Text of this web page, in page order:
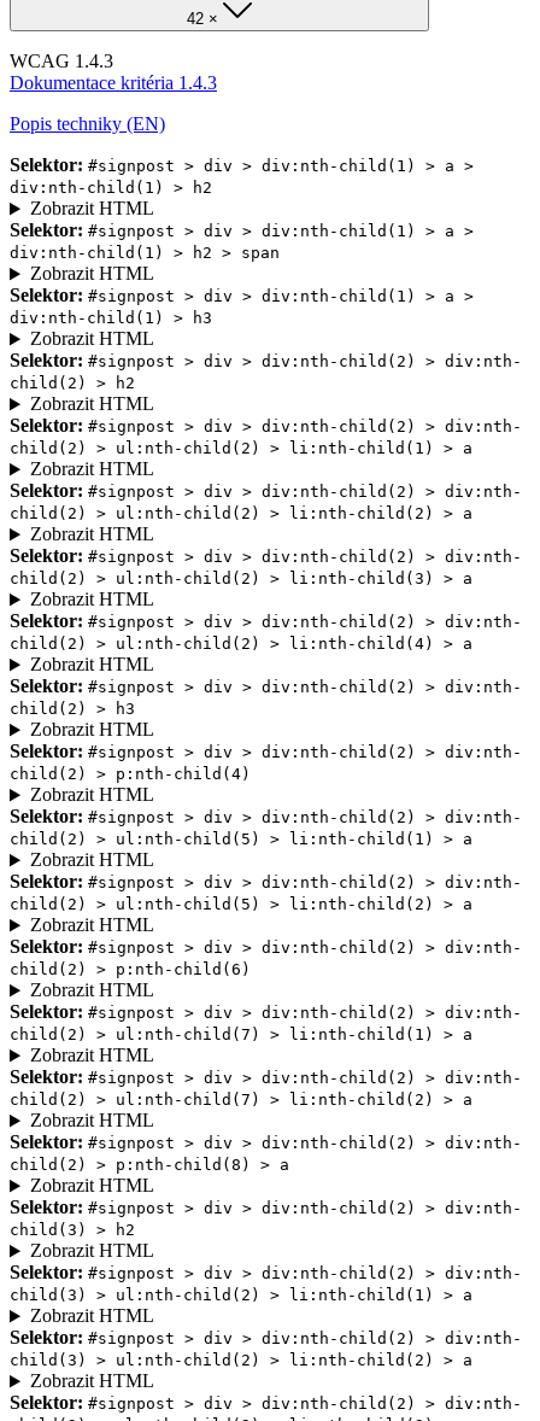
42 ×
WCAG 1.4.3
Dokumentace kritéria 1.4.3
Popis techniky (EN)
Selektor: #signpost > div > div:nth-child(1) > a >
div:nth-child(1) > h2
Zobrazit HTML
Selektor: #signpost > div > div:nth-child(1) > a >
div:nth-child(1) > h2 > span
Zobrazit HTML
Selektor: #signpost > div > div:nth-child(1) > a >
div:nth-child(1) > h3
Zobrazit HTML
Selektor: #signpost > div > div:nth-child(2) > div:nth-
child(2) > h2
Zobrazit HTML
Selektor: #signpost > div > div:nth-child(2) > div:nth-
child(2) > ul:nth-child(2) > li:nth-child(1) > a
Zobrazit HTML
Selektor: #signpost > div > div:nth-child(2) > div:nth-
child(2) > ul:nth-child(2) > li:nth-child(2) > a
Zobrazit HTML
Selektor: #signpost > div > div:nth-child(2) > div:nth-
child(2) > ul:nth-child(2) > li:nth-child(3) > a
Zobrazit HTML
Selektor: #signpost > div > div:nth-child(2) > div:nth-
child(2) > ul:nth-child(2) > li:nth-child(4) > a
Zobrazit HTML
Selektor: #signpost > div > div:nth-child(2) > div:nth-
child(2) > h3
Zobrazit HTML
Selektor: #signpost > div > div:nth-child(2) > div:nth-
child(2) > p:nth-child(4)
Zobrazit HTML
Selektor: #signpost > div > div:nth-child(2) > div:nth-
child(2) > ul:nth-child(5) > li:nth-child(1) > a
Zobrazit HTML
Selektor: #signpost > div > div:nth-child(2) > div:nth-
child(2) > ul:nth-child(5) > li:nth-child(2) > a
Zobrazit HTML
Selektor: #signpost > div > div:nth-child(2) > div:nth-
child(2) > p:nth-child(6)
Zobrazit HTML
Selektor: #signpost > div > div:nth-child(2) > div:nth-
child(2) > ul:nth-child(7) > li:nth-child(1) > a
Zobrazit HTML
Selektor: #signpost > div > div:nth-child(2) > div:nth-
child(2) > ul:nth-child(7) > li:nth-child(2) > a
Zobrazit HTML
Selektor: #signpost > div > div:nth-child(2) > div:nth-
child(2) > p:nth-child(8) > a
Zobrazit HTML
Selektor: #signpost > div > div:nth-child(2) > div:nth-
child(3) > h2
Zobrazit HTML
Selektor: #signpost > div > div:nth-child(2) > div:nth-
child(3) > ul:nth-child(2) > li:nth-child(1) > a
Zobrazit HTML
Selektor: #signpost > div > div:nth-child(2) > div:nth-
child(3) > ul:nth-child(2) > li:nth-child(2) > a
Zobrazit HTML
Selektor: #signpost > div > div:nth-child(2) > div:nth-